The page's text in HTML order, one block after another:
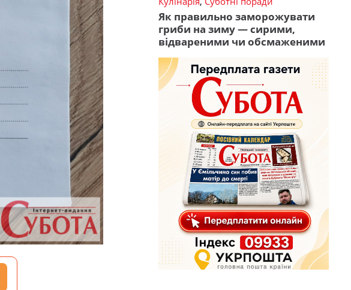
Як правильно заморожувати
гриби на зиму — сирими,
відвареними чи обсмаженими